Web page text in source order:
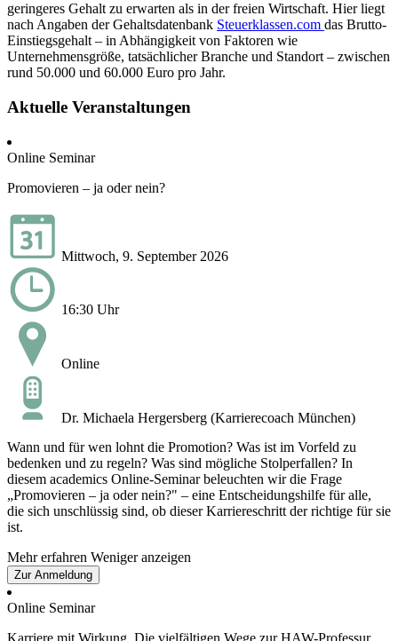
geringeres Gehalt zu erwarten als in der freien Wirtschaft. Hier liegt
nach Angaben der Gehaltsdatenbank Steuerklassen.com das Brutto-
Einstiegsgehalt – in Abhängigkeit von Faktoren wie
Unternehmensgröße, tatsächlicher Branche und Standort – zwischen
rund 50.000 und 60.000 Euro pro Jahr.
Aktuelle Veranstaltungen
Online Seminar
Promovieren – ja oder nein?
Mittwoch, 9. September 2026
16:30 Uhr
Online
Dr. Michaela Hergersberg (Karrierecoach München)
Wann und für wen lohnt die Promotion? Was ist im Vorfeld zu
bedenken und zu regeln? Was sind mögliche Stolperfallen? In
diesem academics Online-Seminar beleuchten wir die Frage
„Promovieren – ja oder nein?" – eine Entscheidungshilfe für alle,
die sich unschlüssig sind, ob dieser Karriereschritt der richtige für sie
ist.
Mehr erfahren Weniger anzeigen
Zur Anmeldung
Online Seminar